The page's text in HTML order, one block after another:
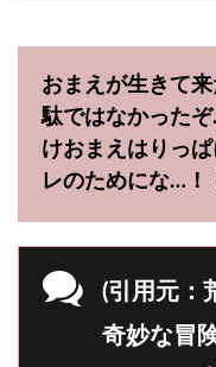
おまえが生きて
駄ではなかった
けおまえはりっ
レのためにな…！
(引用元：
奇妙な冒